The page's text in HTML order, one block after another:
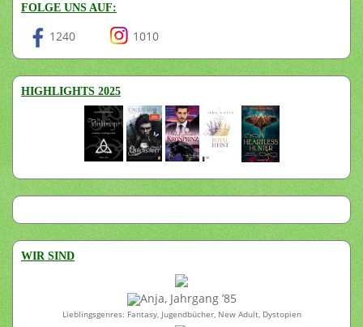
FOLGE UNS AUF:
1240 1010
HIGHLIGHTS 2025
WIR SIND
Anja, Jahrgang ’85
Lieblingsgenres: Fantasy, Jugendbücher, New Adult, Dystopien